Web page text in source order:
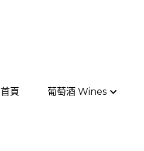
首頁 葡萄酒 Wines
首頁 葡萄酒 Wines